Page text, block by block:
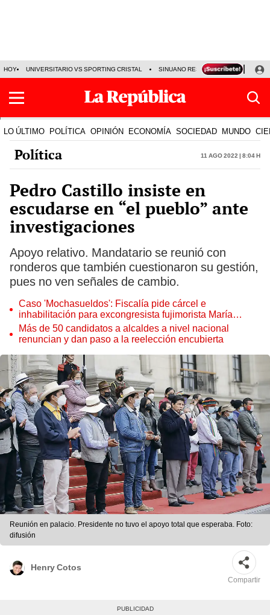
HOY UNIVERSITARIO VS SPORTING CRISTAL SINUANO RESULTADOS HOY
LO ÚLTIMO POLÍTICA OPINIÓN ECONOMÍA SOCIEDAD MUNDO
Política 11 Ago 2022 | 8:04 h
Pedro Castillo insiste en
escudarse en “el pueblo” ante
investigaciones
Apoyo relativo. Mandatario se reunió con
ronderos que también cuestionaron su gestión,
pues no ven señales de cambio.
Caso 'Mochasueldos': Fiscalía pide cárcel e
inhabilitación para excongresista fujimorista María
Cordero Jon Tay
Más de 50 candidatos a alcaldes a nivel nacional
renuncian y dan paso a la reelección encubierta
Reunión en palacio. Presidente no tuvo el apoyo total que esperaba. Foto:
difusión
Henry Cotos
Compartir